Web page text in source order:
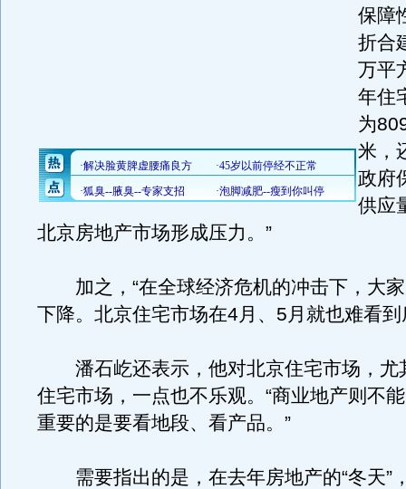
保障
折合
万平
年住
为
米，
政府
供应
北京房地产市场形成压力。”
加之，“在全球经济危机的冲击下，大家
下降。北京住宅市场在4月、5月就也难看到
潘石屹还表示，他对北京住宅市场，尤
住宅市场，一点也不乐观。“商业地产则不
重要的是要看地段、看产品。”
需要指出的是，在去年房地产的“冬天”